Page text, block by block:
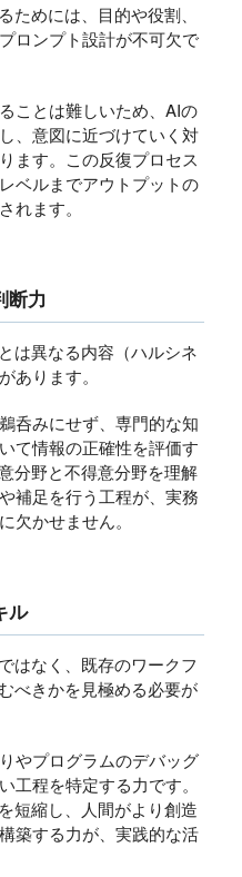
ためには、目的や役割、
ロンプト設計が不可欠で
ことは難しいため、AIの
、意図に近づけていく対
ます。この反復プロセス
ベルまでアウトプットの
れます。
断力
は異なる内容（ハルシネ
あります。
呑みにせず、専門的な知
て情報の正確性を評価す
分野と不得意分野を理解
補足を行う工程が、実務
欠かせません。
ル
はなく、既存のワークフ
べきかを見極める必要が
やプログラムのデバッグ
工程を特定する力です。
短縮し、人間がより創造
築する力が、実践的な活